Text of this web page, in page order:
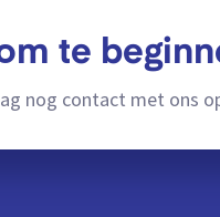
te
nog contact met ons